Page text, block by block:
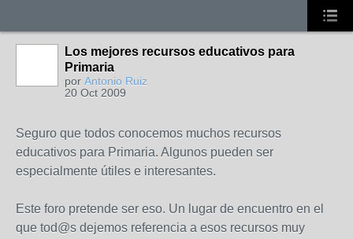
Los mejores recursos educativos para
Primaria
por Antonio Ruiz
20 Oct 2009
Seguro que todos conocemos muchos recursos
educativos para Primaria. Algunos pueden ser
especialmente útiles e interesantes.
Este foro pretende ser eso. Un lugar de encuentro en el
que tod@s dejemos referencia a esos recursos muy